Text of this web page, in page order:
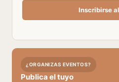
¿ORGANIZAS EVENTOS?
Publica el tuyo